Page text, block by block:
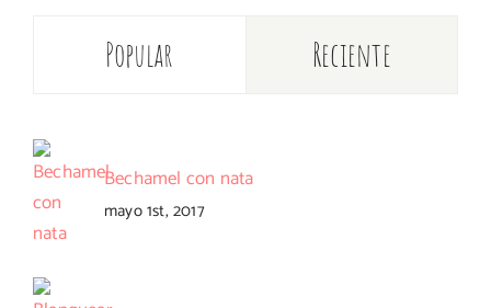
Popular Reciente
Bechamel con nata
mayo 1st, 2017